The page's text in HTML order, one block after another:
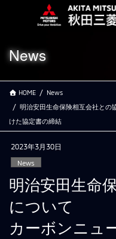
移
ン
News
HOME
News
明治安田生命保険相互会社との
けた協定書の締結
2023年3月30日
News
明治安田生命
について
カーボンニュ